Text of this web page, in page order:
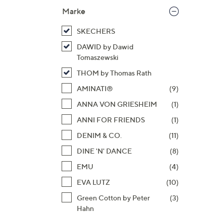
Marke
SKECHERS
DAWID by Dawid
Tomaszewski
THOM by Thomas Rath
AMINATI®
(9)
ANNA VON GRIESHEIM
(1)
ANNI FOR FRIENDS
(1)
DENIM & CO.
(11)
DINE 'N' DANCE
(8)
EMU
(4)
EVA LUTZ
(10)
Green Cotton by Peter
Hahn
(3)